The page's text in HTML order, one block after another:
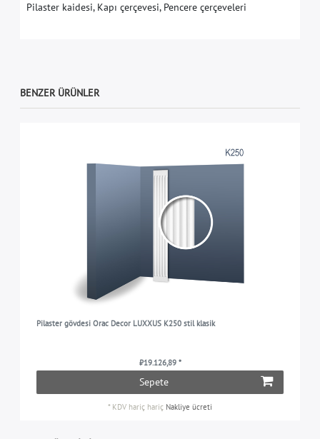
Pilaster kaidesi, Kapı çerçevesi, Pencere çerçeveleri
BENZER ÜRÜNLER
Pilaster gövdesi Orac Decor LUXXUS K250 stil klasik
₺19.126,89 *
Sepete
* KDV hariç hariç Nakliye ücreti